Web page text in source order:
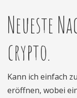
Neueste
crypto.
Kann ich einfach
eröffnen, wobei